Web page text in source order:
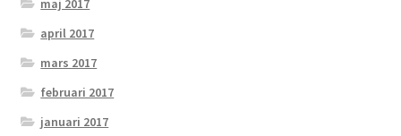
maj 2017
april 2017
mars 2017
februari 2017
januari 2017